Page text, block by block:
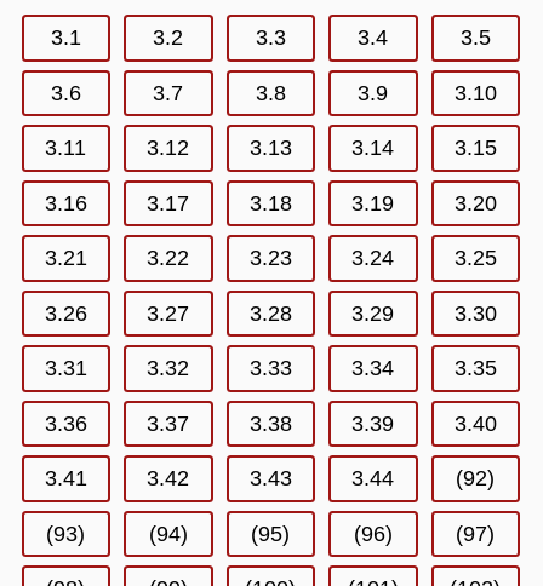
3.1 3.2 3.3 3.4 3.5
3.6 3.7 3.8 3.9 3.10
3.11 3.12 3.13 3.14 3.15
3.16 3.17 3.18 3.19 3.20
3.21 3.22 3.23 3.24 3.25
3.26 3.27 3.28 3.29 3.30
3.31 3.32 3.33 3.34 3.35
3.36 3.37 3.38 3.39 3.40
3.41 3.42 3.43 3.44 (92)
(93) (94) (95) (96) (97)